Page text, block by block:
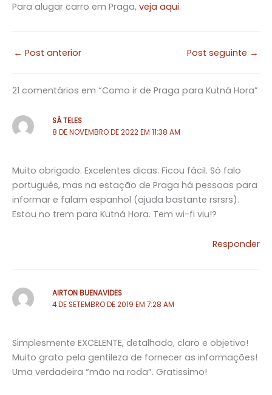
Para alugar carro em Praga, veja aqui.
← Post anterior Post seguinte →
21 comentários em “Como ir de Praga para Kutná Hora”
SÁ TELES
8 DE NOVEMBRO DE 2022 EM 11:38 AM
Muito obrigado. Excelentes dicas. Ficou fácil. Só falo
português, mas na estação de Praga há pessoas para
informar e falam espanhol (ajuda bastante rsrsrs).
Estou no trem para Kutná Hora. Tem wi-fi viu!?
Responder
AIRTON BUENAVIDES
4 DE SETEMBRO DE 2019 EM 7:28 AM
Simplesmente EXCELENTE, detalhado, claro e objetivo!
Muito grato pela gentileza de fornecer as informações!
Uma verdadeira “mão na roda”. Gratissimo!